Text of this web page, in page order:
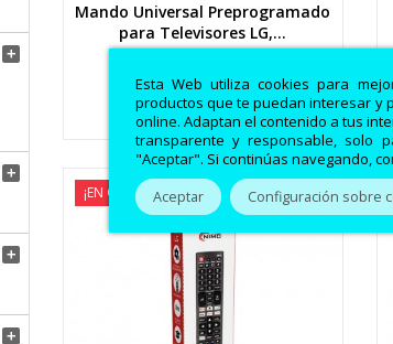
Esta Web utiliza cookies para
productos que te puedan interesar y
online. Adaptan el contenido a tus
transparente y responsable, solo
"Aceptar". Si continúas navegando,
Aceptar Configuración sobre




Vista rápida
Mando Universal Preprogramado
para Televisores LG,...
21,97 € 20,87 €
¡EN OFERTA! -5%